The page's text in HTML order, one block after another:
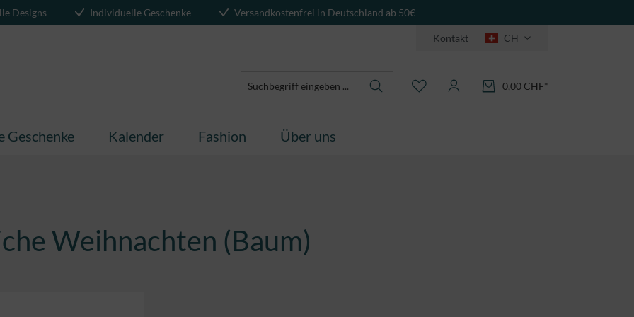
Designs Individuelle Geschenke Versandkostenfrei in Deutschland ab 50€
Kontakt CH
0,00 CHF*
Geschenke Kalender Fashion Über uns
Weihnachten (Baum)